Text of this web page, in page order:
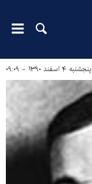
پنجشنبه ۴ اسفند ۱۳۹۰ - ۰۹:۰۹